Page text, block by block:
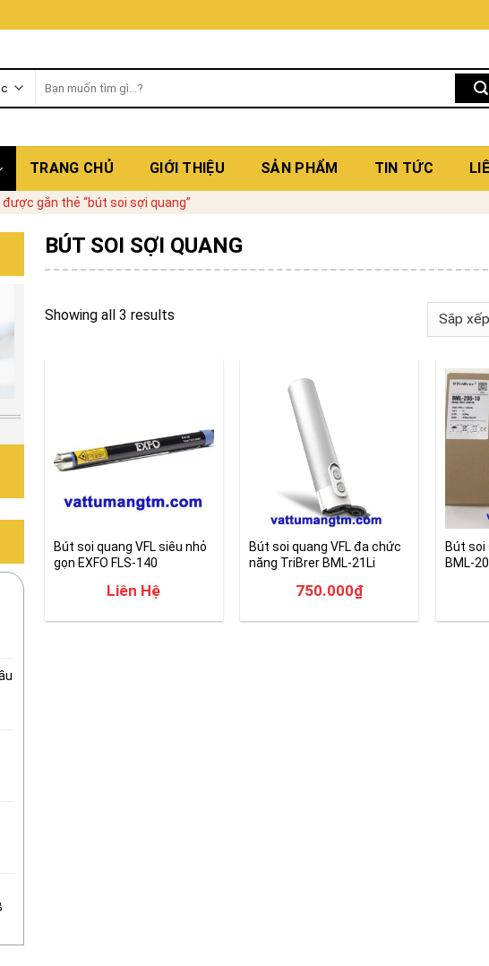
kiếm:
TRANG CHỦ GIỚI THIỆU SẢN PHẨM TIN TỨC
gắn thẻ “bút soi sợi quang”
BÚT SOI SỢI QUANG
Showing all 3 results
Bút soi quang VFL siêu nhỏ
gọn EXFO FLS-140
Liên Hệ
Bút soi quang VFL đa chức
năng TriBrer BML-21Li
750.000₫
Bút soi
BML-